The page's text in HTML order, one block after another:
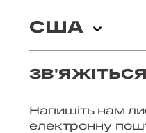
США
ФЛОРИДА
FL 33021
Напишіть нам
електронну